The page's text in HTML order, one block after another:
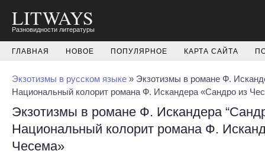
LITWAYS
Разновидности литературы
ГЛАВНАЯ НОВОЕ ПОПУЛЯРНОЕ КАРТА САЙТА
Экзотизмы в русском языке » Экзотизмы в романе Ф.
Национальный колорит романа Ф. Искандера «Сандро из
Экзотизмы в романе Ф. Искандера
Национальный колорит романа Ф.
Чесема»